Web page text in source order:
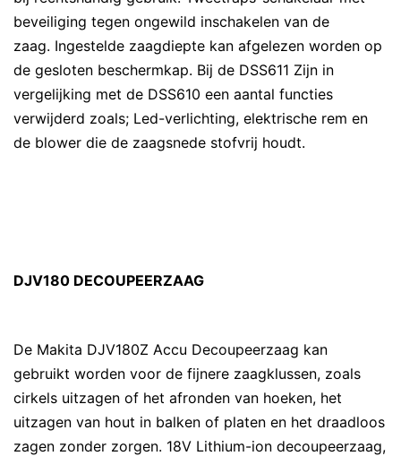
beveiliging tegen ongewild inschakelen van de
zaag. Ingestelde zaagdiepte kan afgelezen worden op
de gesloten beschermkap. Bij de DSS611 Zijn in
vergelijking met de DSS610 een aantal functies
verwijderd zoals; Led-verlichting, elektrische rem en
de blower die de zaagsnede stofvrij houdt.
DJV180 DECOUPEERZAAG
De Makita DJV180Z Accu Decoupeerzaag kan
gebruikt worden voor de fijnere zaagklussen, zoals
cirkels uitzagen of het afronden van hoeken, het
uitzagen van hout in balken of platen en het draadloos
zagen zonder zorgen. 18V Lithium-ion decoupeerzaag,